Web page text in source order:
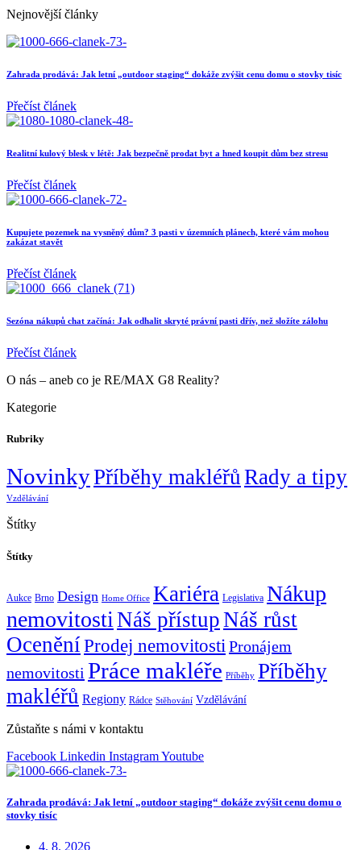
Nejnovější články
Zahrada prodává: Jak letní „outdoor staging“ dokáže zvýšit cenu domu o stovky tisíc
Přečíst článek
Realitní kulový blesk v létě: Jak bezpečně prodat byt a hned koupit dům bez stresu
Přečíst článek
Kupujete pozemek na vysněný dům? 3 pasti v územních plánech, které vám mohou
zakázat stavět
Přečíst článek
Sezóna nákupů chat začíná: Jak odhalit skryté právní pasti dřív, než složíte zálohu
Přečíst článek
O nás – aneb co je RE/MAX G8 Reality?
Kategorie
Rubriky
NovinkyPříběhy makléřůRady a tipy
Vzdělávání
Štítky
Štítky
Aukce Brno Design Home Office Kariéra Legislativa Nákup
nemovitosti Náš přístupNáš růst
OceněníProdej nemovitosti Pronájem
nemovitosti Práce makléře Příběhy Příběhy
makléřů Regiony Rádce Stěhování Vzdělávání
Zůstaňte s námi v kontaktu
Facebook Linkedin InstagramYoutube
Zahrada prodává: Jak letní „outdoor staging“ dokáže zvýšit cenu domu o
stovky tisíc
4. 8. 2026